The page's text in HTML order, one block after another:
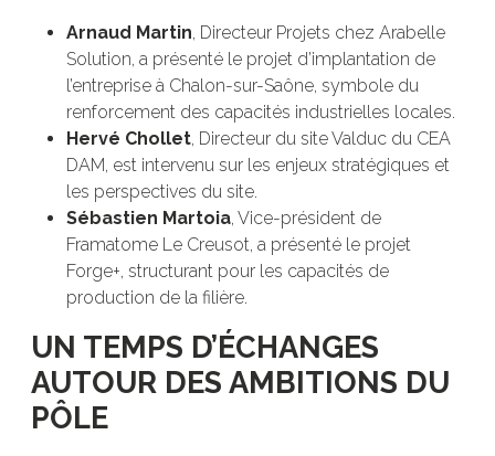
Arnaud Martin, Directeur Projets chez Arabelle
Solution, a présenté le projet d’implantation de
l’entreprise à Chalon-sur-Saône, symbole du
renforcement des capacités industrielles locales.
Hervé Chollet, Directeur du site Valduc du CEA
DAM, est intervenu sur les enjeux stratégiques et
les perspectives du site.
Sébastien Martoia, Vice-président de
Framatome Le Creusot, a présenté le projet
Forge+, structurant pour les capacités de
production de la filière.
UN TEMPS D’ÉCHANGES
AUTOUR DES AMBITIONS DU
PÔLE